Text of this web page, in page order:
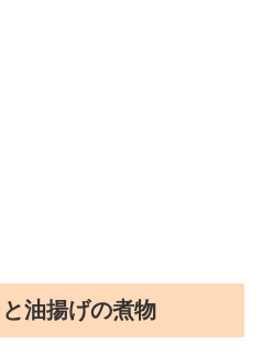
油揚げの煮物